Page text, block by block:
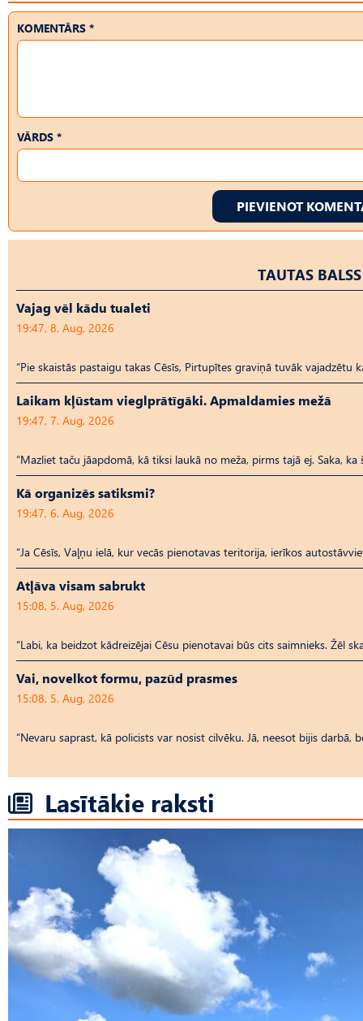
KOMENTĀRS *
VĀRDS *
PIEVIENOT
TAUTAS
Vajag vēl kādu tualeti
19:47, 8. Aug, 2026
“Pie skaistās pastaigu takas Cēsīs, Pirtupītes graviņā tuvāk vajadzētu
Laikam kļūstam vieglprātīgāki. Apmaldamies mežā
19:47, 7. Aug, 2026
“Mazliet taču jāapdomā, kā tiksi laukā no meža, pirms tajā ej. Saka,
Kā organizēs satiksmi?
19:47, 6. Aug, 2026
“Ja Cēsīs, Vaļņu ielā, kur vecās pienotavas teritorija, ierīkos
Atļāva visam sabrukt
15:08, 5. Aug, 2026
“Labi, ka beidzot kādreizējai Cēsu pienotavai būs cits saimnieks. Žēl
Vai, novelkot formu, pazūd prasmes
15:08, 5. Aug, 2026
“Nevaru saprast, kā policists var nosist cilvēku. Jā, neesot bijis darbā,
Lasītākie raksti